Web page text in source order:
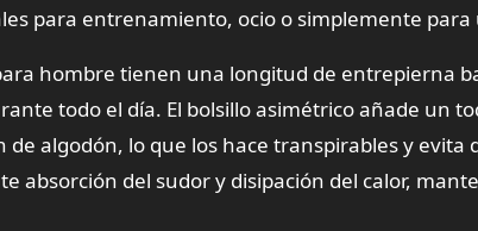
para entrenamiento, ocio o simplemente para
hombre tienen una longitud de entrepierna
todo el día. El bolsillo asimétrico añade un
algodón, lo que los hace transpirables y evita
absorción del sudor y disipación del calor,